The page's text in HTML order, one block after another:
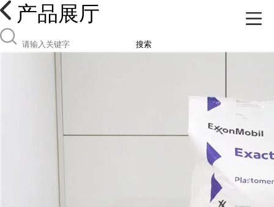
产品展厅
搜索